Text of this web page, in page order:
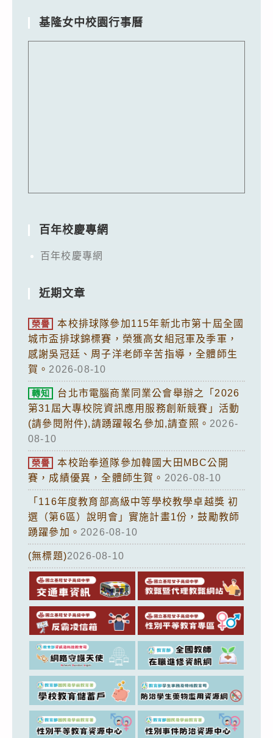
基隆女中校園行事曆
百年校慶專網
百年校慶專網
近期文章
榮譽
本校排球隊參加115年新北市第十屆全國
城市盃排球錦標賽，榮獲高女組冠軍及季軍，
感謝吳冠廷、周子洋老師辛苦指導，全體師生
賀。 2026-08-10
轉知
台北市電腦商業同業公會舉辦之「2026
第31屆大專校院資訊應用服務創新競賽」活動
(請參閱附件),請踴躍報名參加,請查照。 2026-
08-10
榮譽
本校跆拳道隊參加韓國大田MBC公開
賽，成績優異，全體師生賀。 2026-08-10
「116年度教育部高級中等學校教學卓越獎 初
選（第6區）說明會」實施計畫1份，鼓勵教師
踴躍參加。 2026-08-10
(無標題)2026-08-10